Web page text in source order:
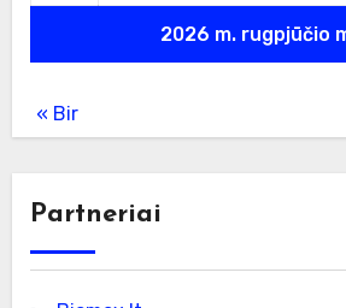
2026 m. rugpjūčio
« Bir
Partneriai